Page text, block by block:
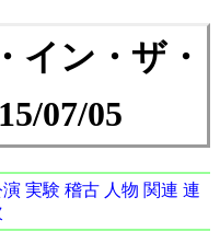
イン・ザ・
07/05
演 実験 稽古 人物 関連 連